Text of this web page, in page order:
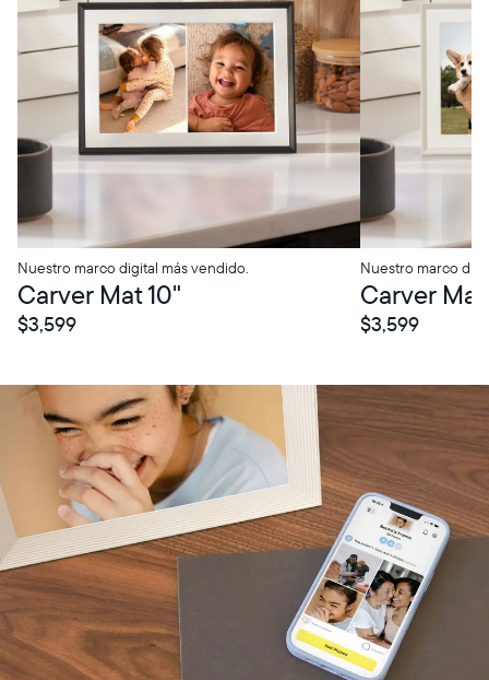
Nuestro marco digital más vendido.
Carver Mat 10"
$3,599
Nuestro marco
Carver Mat
$3,599